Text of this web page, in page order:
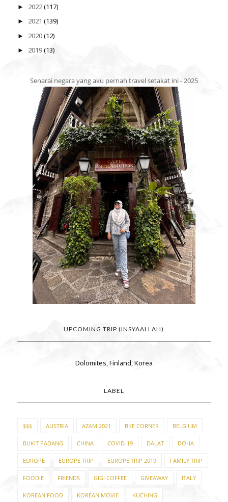
► 2022(117)
► 2021 (139)
► 2020(12)
► 2019(13)
Senarai negara yang aku pernah travel setakat ini - 2025
UPCOMING TRIP (INSYAALLAH)
Dolomites, Finland, Korea
LABEL
$$$ AUSTRIA AZAM 2021 BKE CORNER BELGIUM
BUKIT PADANG CHINA COVID-19 DALAT DOHA
EUROPE EUROPE TRIP EUROPE TRIP 2019 FAMILY TRIP
FOODIE FRIENDS GIGI COFFEE GIVEAWAY ITALY
KOREAN FOOD KOREAN MOVIE KUCHING